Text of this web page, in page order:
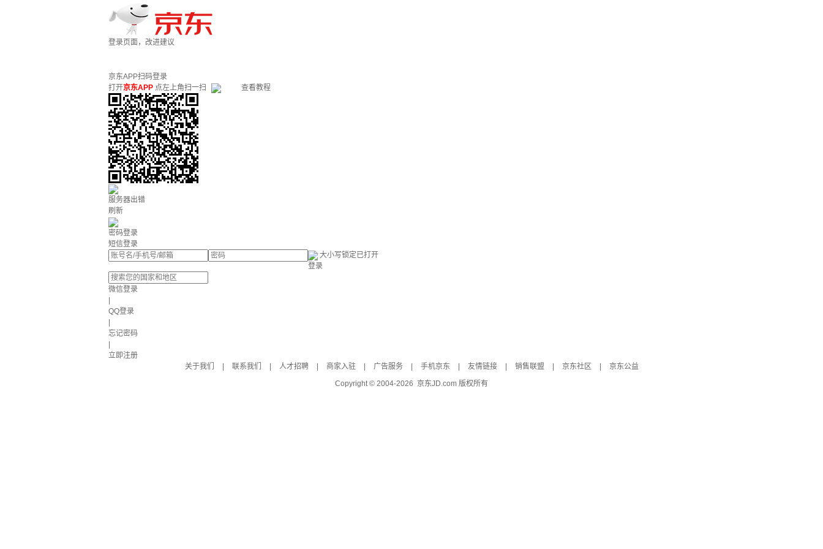
登录页面，改进建议
京东APP扫码登录
打开京东APP 点左上角扫一扫 查看教程
服务器出错
刷新
密码登录
短信登录
大小写锁定已打开
登录
微信登录
QQ登录
忘记密码
立即注册
关于我们
联系我们 人才招聘 商家入驻 广告服务 手机京东 友情链接 销售联盟 京东社区
京东公益
Copyright © 2004-2026 京东JD.com 版权所有